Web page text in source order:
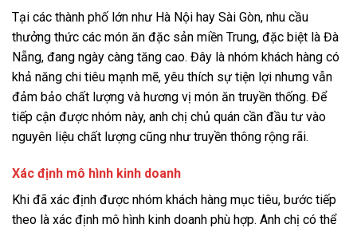
Tại các thành phố lớn như Hà Nội hay Sài Gòn, nhu cầu
thưởng thức các món ăn đặc sản miền Trung, đặc biệt là Đà
Nẵng, đang ngày càng tăng cao. Đây là nhóm khách hàng có
khả năng chi tiêu mạnh mẽ, yêu thích sự tiện lợi nhưng vẫn
đảm bảo chất lượng và hương vị món ăn truyền thống. Để
tiếp cận được nhóm này, anh chị chủ quán cần đầu tư vào
nguyên liệu chất lượng cũng như truyền thông rộng rãi.
Xác định mô hình kinh doanh
Khi đã xác định được nhóm khách hàng mục tiêu, bước tiếp
theo là xác định mô hình kinh doanh phù hợp. Anh chị có thể